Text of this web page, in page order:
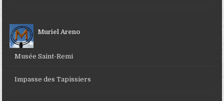
Muriel Areno
Musée Saint-Remi
Impasse des Tapissiers